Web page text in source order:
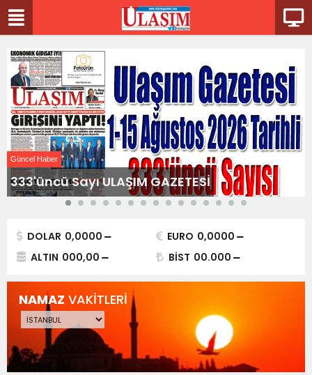
Güncel Haber
333'üncü Sayı ULAŞIM GAZETESİ
DOLAR 0,0000 EURO 0,0000
ALTIN 000,00 BİST 00.000
NAMAZ VAKİTLERİ